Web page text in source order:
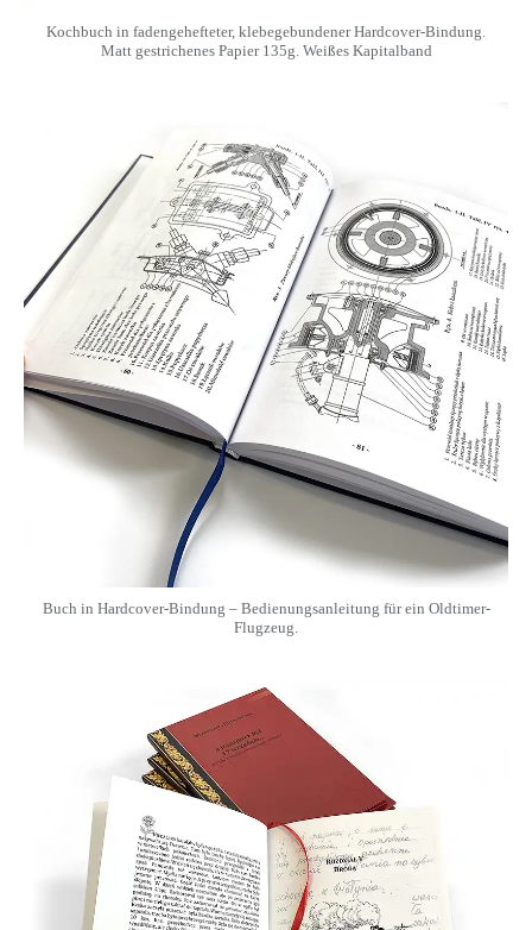
Kochbuch in fadengehefteter, klebegebundener Hardcover-Bindung.
Matt gestrichenes Papier 135g. Weißes Kapitalband
Buch in Hardcover-Bindung – Bedienungsanleitung für ein Oldtimer-
Flugzeug.